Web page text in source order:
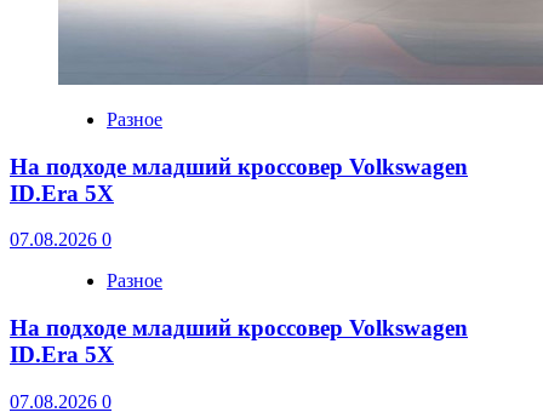
Разное
На подходе младший кроссовер Volkswagen
ID.Era 5X
07.08.2026 0
Разное
На подходе младший кроссовер Volkswagen
ID.Era 5X
07.08.2026 0